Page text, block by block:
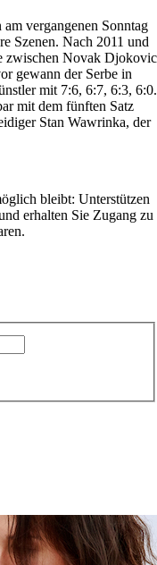
vergangenen Sonntag
Szenen. Nach 2011 und
zwischen Novak Djokovic
gewann der Serbe in
mit 7:6, 6:7, 6:3, 6:0.
mit dem fünften Satz
Stan Wawrinka, der
bleibt: Unterstützen
erhalten Sie Zugang zu